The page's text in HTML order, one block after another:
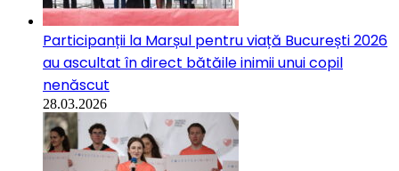
Participanții la Marșul pentru viață București 2026
au ascultat în direct bătăile inimii unui copil
nenăscut
28.03.2026